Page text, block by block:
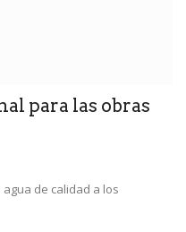
para las obras
de calidad a los